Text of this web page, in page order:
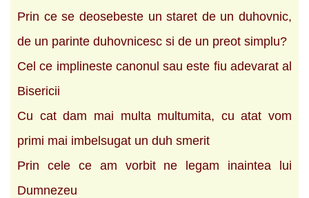
Prin ce se deosebeste un staret de un duhovnic,
de un parinte duhovnicesc si de un preot simplu?
Cel ce implineste canonul sau este fiu adevarat al
Bisericii
Cu cat dam mai multa multumita, cu atat vom
primi mai imbelsugat un duh smerit
Prin cele ce am vorbit ne legam inaintea lui
Dumnezeu